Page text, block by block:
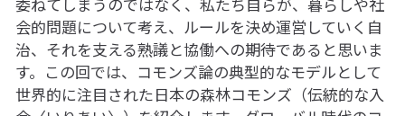
会的問題について考え、ルールを決め運営していく自
治、それを支える熟議と協働への期待であると思いま
す。この回では、コモンズ論の典型的なモデルとして
世界的に注目された日本の森林コモンズ（伝統的な入